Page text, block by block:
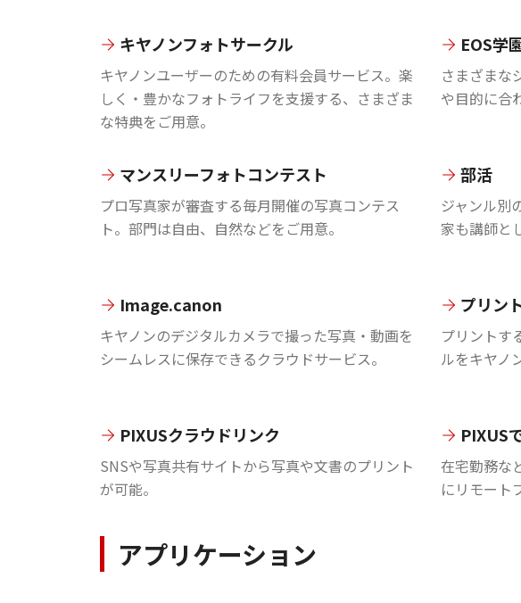
キヤノンフォトサークル
キヤノンユーザーのための有料会員サービス。楽
しく・豊かなフォトライフを支援する、さまざま
な特典をご用意。
EOS学
さまざまな
や目的に合
マンスリーフォトコンテスト
プロ写真家が審査する毎月開催の写真コンテス
ト。部門は自由、自然などをご用意。
部活
ジャンル別
家も講師と
Image.canon
キヤノンのデジタルカメラで撮った写真・動画を
シームレスに保存できるクラウドサービス。
プリン
プリントす
ルをキヤノ
PIXUSクラウドリンク
SNSや写真共有サイトから写真や文書のプリント
が可能。
PIXUS
在宅勤務な
にリモート
アプリケーション